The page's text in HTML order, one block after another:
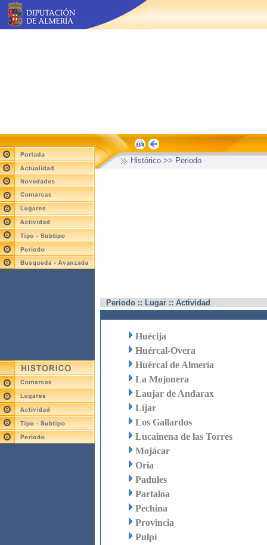
Histórico >> Periodo
Periodo :: Lugar :: Actividad
Huécija
Huércal-Overa
Huércal de Almería
La Mojonera
Laujar de Andarax
Líjar
Los Gallardos
Lucainena de las Torres
Mojácar
Oria
Padules
Partaloa
Pechina
Provincia
Pulpí